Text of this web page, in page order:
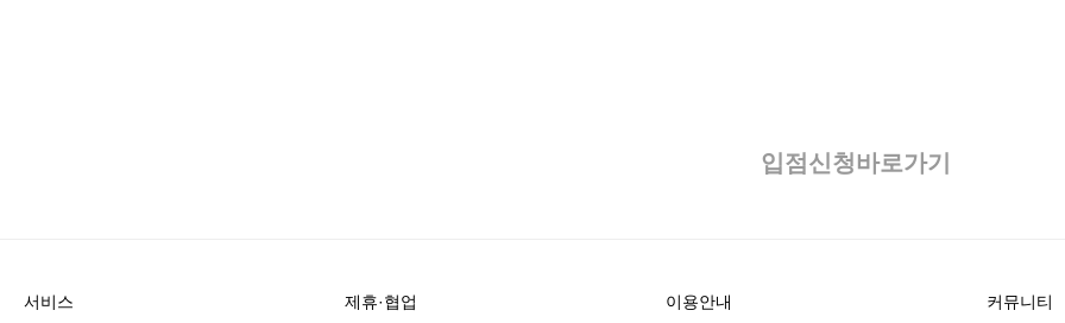
입점신청바로가기
서비스 제휴·협업 이용안내 커뮤니티